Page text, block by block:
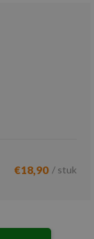
€18,90 / stuk